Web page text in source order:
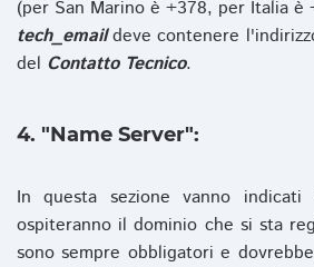
(per San Marino è +378, per Italia è
tech_emaildeve contenere
del Contatto Tecnico.
4. "Name Server":
In questa sezione vanno indicati
ospiteranno il dominio che si sta
sono sempre obbligatori e